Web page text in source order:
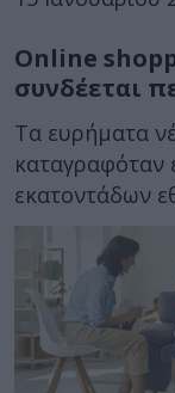
Online
συνδέεται
Τα ευρήματα
καταγραφόταν
εκατοντάδων